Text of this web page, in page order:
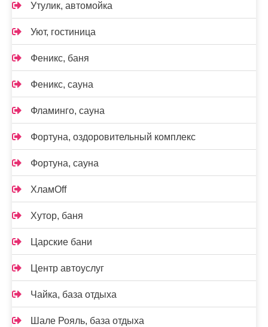
Утулик, автомойка
Уют, гостиница
Феникс, баня
Феникс, сауна
Фламинго, сауна
Фортуна, оздоровительный комплекс
Фортуна, сауна
ХламOff
Хутор, баня
Царские бани
Центр автоуслуг
Чайка, база отдыха
Шале Рояль, база отдыха